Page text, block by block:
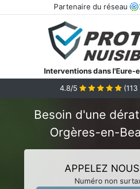
Partenaire du réseau
Interventions dans l'Eure-
4.8/5 (113
Besoin d'une
Orgères-en-
APPELEZ
Numéro non